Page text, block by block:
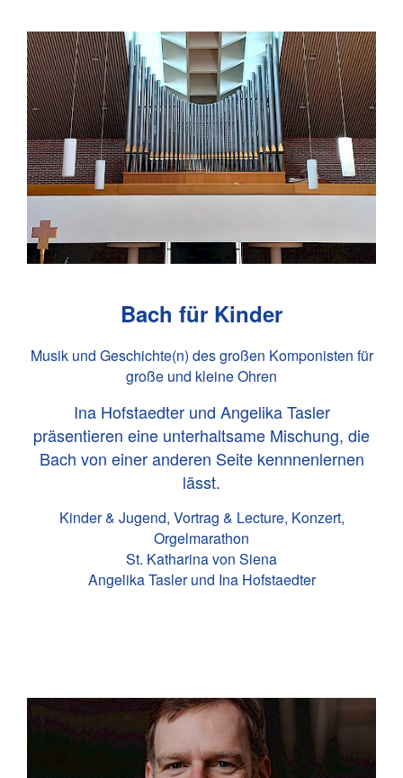
Bach für Kinder
Musik und Geschichte(n) des großen Komponisten für
große und kleine Ohren
Ina Hofstaedter und Angelika Tasler
präsentieren eine unterhaltsame Mischung, die
Bach von einer anderen Seite kennnenlernen
lässt.
Kinder & Jugend, Vortrag & Lecture, Konzert,
Orgelmarathon
St. Katharina von Siena
Angelika Tasler und Ina Hofstaedter